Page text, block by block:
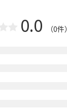
0.0 （0